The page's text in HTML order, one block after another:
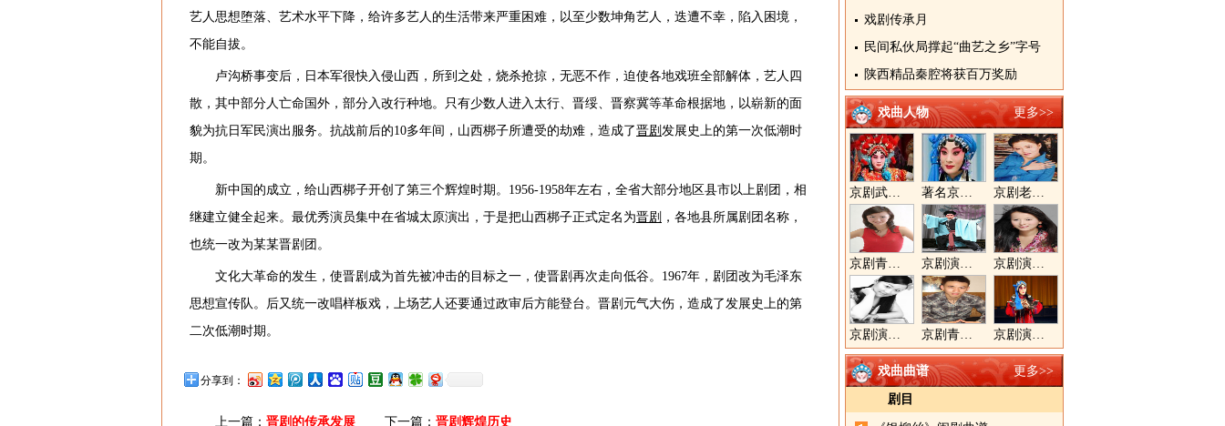
艺人思想堕落、艺术水平下降，给许多艺人的生活带来严重困难，以至少数坤角艺人，迭遭不幸，陷入困境，
不能自拔。
卢沟桥事变后，日本军很快入侵山西，所到之处，烧杀抢掠，无恶不作，迫使各地戏班全部解体，艺人四
散，其中部分人亡命国外，部分入改行种地。只有少数人进入太行、晋绥、晋察冀等革命根据地，以崭新的面
貌为抗日军民演出服务。抗战前后的10多年间，山西梆子所遭受的劫难，造成了晋剧 发展史上的第一次低潮时
期。
新中国的成立，给山西梆子开创了第三个辉煌时期。1956-1958年左右，全省大部分地区县市以上剧团，相
继建立健全起来。最优秀演员集中在省城太原演出，于是把山西梆子正式定名为晋剧 ，各地县所属剧团名称，
也统一改为某某晋剧团。
文化大革命的发生，使晋剧成为首先被冲击的目标之一，使晋剧再次走向低谷。1967年，剧团改为毛泽东
思想宣传队。后又统一改唱样板戏，上场艺人还要通过政审后方能登台。晋剧元气大伤，造成了发展史上的第
二次低潮时期。
分享到：
上一篇： 晋剧的传承发展 下一篇： 晋剧辉煌历史
戏剧传承月
民间私伙局撑起“曲艺之乡”字号
陕西精品秦腔将获百万奖励
更多>>
戏曲人物
京剧武旦演员李静文 著名京剧演员李海燕 京剧老生演员胡晓楠
京剧青衣演员周利 京剧演员郝帅 京剧演员王奕戈
京剧演员陈晓霞 京剧青年演员郝杰 京剧演员张美超
更多>>
戏曲曲谱
剧目